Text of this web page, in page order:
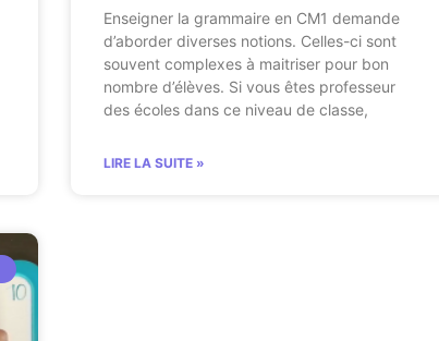
Enseigner la grammaire en CM1 demande
d’aborder diverses notions. Celles-ci sont
souvent complexes à maitriser pour bon
nombre d’élèves. Si vous êtes professeur
des écoles dans ce niveau de classe,
LIRE LA SUITE »